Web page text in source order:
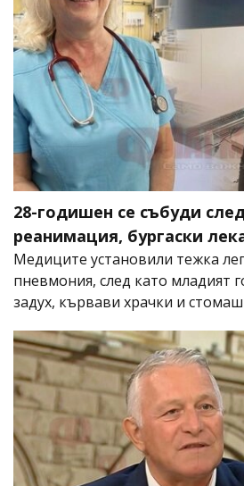
28-годишен се събуди
реанимация, бургаски
Медиците установили тежка
пневмония, след като младият
задух, кървави храчки и